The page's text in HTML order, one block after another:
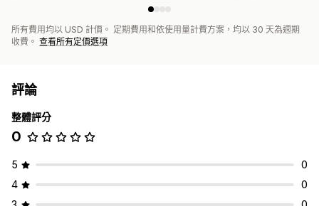
所有費用均以 USD 計價。 定期費用和依使用量計費方案，均以 30 天為週期
收費。 查看所有定價選項
評論
整體評分
0
5
0
4
0